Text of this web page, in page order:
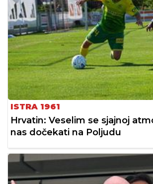
ISTRA 1961
Hrvatin: Veselim se sjajnoj
nas dočekati na Poljudu